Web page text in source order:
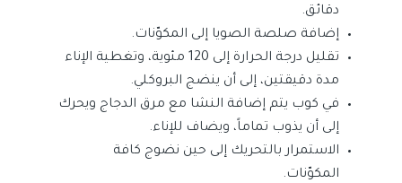
دقائق.
إضافة صلصة الصويا إلى المكوّنات.
تقليل درجة الحرارة إلى 120 مئوية، وتغطية الإناء
مدة دقيقتين، إلى أن ينضج البروكلي.
في كوب يتم إضافة النشا مع مرق الدجاج ويحرك
إلى أن يذوب تماماً، ويضاف للإناء.
الاستمرار بالتحريك إلى حين نضوج كافة
المكوّنات.